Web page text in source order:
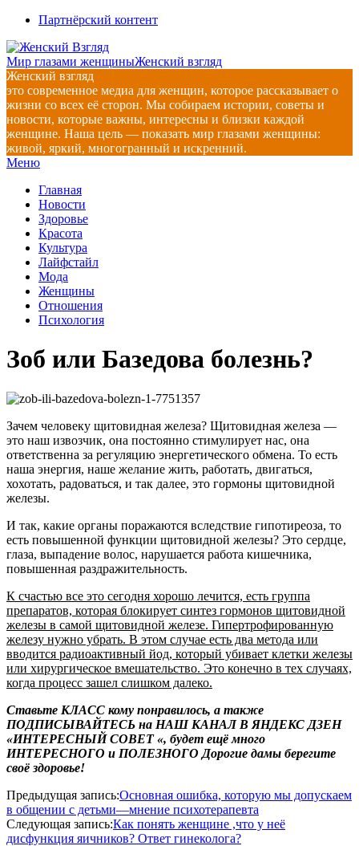
Перейти
содержимому
Партнёрский контент
Мир глазами женщиныЖенский взгляд
Женский взгляд
это современное медиа для женщин, которое рассказывает о
жизни со всех её сторон. Мы собираем истории, советы и
новости, которые важны, интересны и близки каждой
женщине. Наша цель — показать мир глазами женщины:
живой, яркий, многогранный и искренний.
Главное
меню
Меню
Главная
Новости
Здоровье
Красота
Культура
Лайфстайл
Мода
Женщины
Отношения
Психология
Зоб или Базедова болезнь?
Зачем человеку щитовидная железа? Щитовидная железа —
это наш извозчик, она постоянно стимулирует нас, она
ответственна за регуляцию энергетического обмена. То есть
наша энергия, наше желание жить, работать, двигаться,
хохотать, радоваться, и так далее, это гормоны щитовидной
железы.
И так, какие органы поражаются вследствие гипотиреоза, то
есть повышенной функции щитовидной железы? Это сердце,
глаза, выпадение волос, нарушается работа кишечника,
повышенная раздражительность.
К счастью все это сегодня хорошо лечится, есть группа
препаратов, которая блокирует синтез гормонов щитовидной
железы в самой щитовидной железе. Гипертрофированную
железу нужно убрать. В этом случае есть два метода или
вводится радиоактивный йод, который убивает клетки железы
или хирургическое вмешательство. Это конечно в тех случаях,
когда процесс зашел слишком далеко.
Ставьте КЛАСС кому понравилось, а также
ПОДПИСЫВАЙТЕСЬ на НАШ КАНАЛ В ЯНДЕКС ДЗЕН
«ИНТЕРЕСНЫЙ СОВЕТ «, будет ещё много
ИНТЕРЕСНОГО и ПОЛЕЗНОГО Дорогие дамы берегите
своё здоровье!
2020-
06-
04
Предыдущая запись:Основная ошибка, которую мы допускаем
в общении с детьми—мнение психотерапевта
Следующая запись:Как понять женщине ,что у неё
дисфункция яичников? Ответ гинеколога?